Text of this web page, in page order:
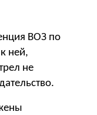
ВОЗ по
ней,
не